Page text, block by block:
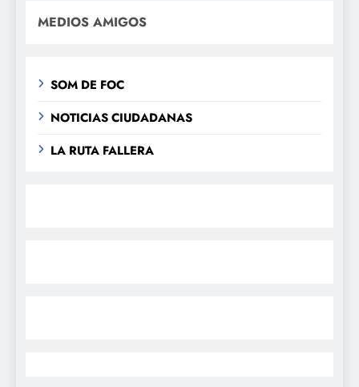
MEDIOS AMIGOS
SOM DE FOC
NOTICIAS CIUDADANAS
LA RUTA FALLERA